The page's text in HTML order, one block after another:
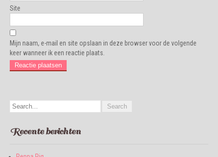
Site
Mijn naam, e-mail en site opslaan in deze browser voor de volgende
keer wanneer ik een reactie plaats.
Recente berichten